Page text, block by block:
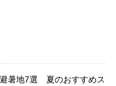
避暑地7選 夏のおすすめス